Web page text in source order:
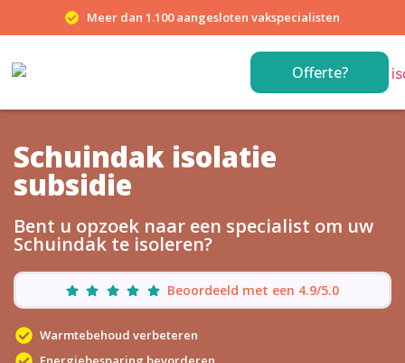
Meer dan 1.100 aangesloten vakspecialisten
Offerte?
Schuindak isolatie
subsidie
Bent u opzoek naar een specialist om uw
Schuindak te isoleren?
Beoordeeld met een 4.9/5.0
Warmtebehoud verbeteren